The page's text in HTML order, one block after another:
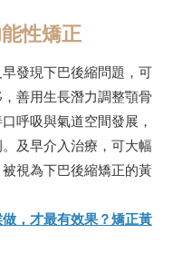
性矯正
發現下巴後縮問題，可
善用生長潛力調整顎骨
呼吸與氣道空間發展，
及早介入治療，可大幅
視為下巴後縮矯正的黃
，才最有效果？矯正黃